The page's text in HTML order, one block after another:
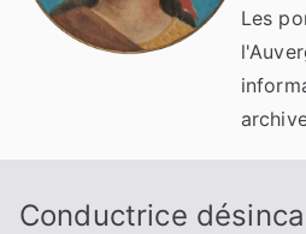
Les
Conductrice